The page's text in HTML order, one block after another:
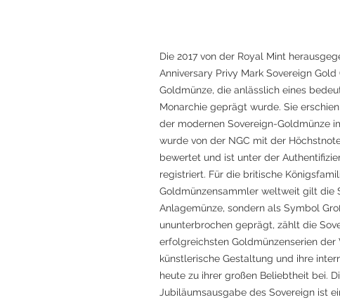
Die 2017 von der Royal Mint
Anniversary Privy Mark Sovereign
Goldmünze, die anlässlich eines
Monarchie geprägt wurde. Sie
der modernen Sovereign-Goldmünze
wurde von der NGC mit der
bewertet und ist unter der
registriert. Für die britische
Goldmünzensammler weltweit gilt die
Anlagemünze, sondern als Symbol
ununterbrochen geprägt, zählt die
erfolgreichsten Goldmünzenserien der
künstlerische Gestaltung und ihre
heute zu ihrer großen Beliebtheit bei.
Jubiläumsausgabe des Sovereign ist